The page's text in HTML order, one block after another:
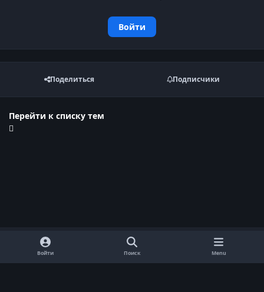
Войти
Поделиться Подписчики
Перейти к списку тем
Обратная связь Cookie-файлы
Договор оферты
Войти Поиск Menu